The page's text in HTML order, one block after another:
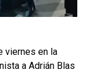
viernes en la
a Adrián Blas